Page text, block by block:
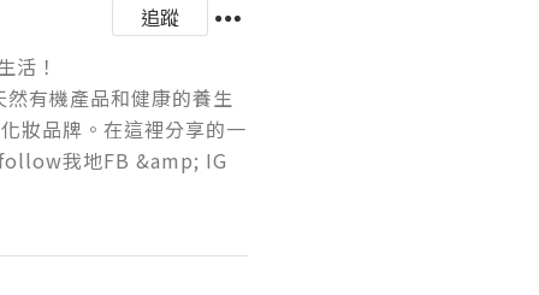
追蹤
活！
有機產品和健康的養生
妝品牌。在這裡分享的一
我地FB &amp; IG